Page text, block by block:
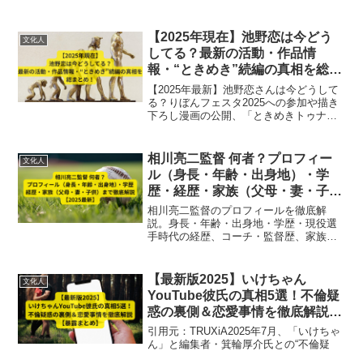
文化人
【2025年現在】池野恋は今どう
してる？最新の活動・作品情
報・“ときめき”続編の真相を総ま
とめ！
【2025年最新】池野恋さんは今どうして
る？りぼんフェスタ2025への参加や描き
下ろし漫画の公開、「ときめきトゥナイ
文化人
相川亮二監督 何者？プロフィー
ル（身長・年齢・出身地）・学
歴・経歴・家族（父母・妻・子
供）まで徹底解説【2025最新】
相川亮二監督のプロフィールを徹底解
説。身長・年齢・出身地・学歴・現役選
手時代の経歴、コーチ・監督歴、家族構
文化人
【最新版2025】いけちゃん
YouTube彼氏の真相5選！不倫疑
惑の裏側＆恋愛事情を徹底解説
【暴露まとめ】
引用元：TRUXiA2025年7月、「いけちゃ
ん」と編集者・箕輪厚介氏との“不倫疑